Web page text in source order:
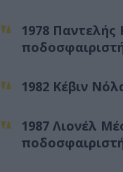
1978
1982 Κέβιν
1987 Λιονέλ